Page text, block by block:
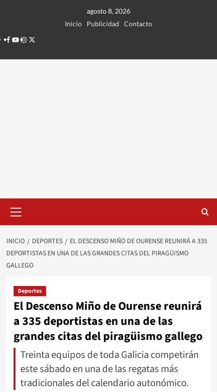
agosto 8, 2026
Inicio
Publicidad
Contacto
Facebook
Youtube
Instagram
Twitter
principal
INICIO DEPORTES
EL DESCENSO MIÑO DE OURENSE REUNIRÁ A 335
DEPORTISTAS EN UNA DE LAS GRANDES CITAS DEL PIRAGÜISMO
GALLEGO
Deportes
El Descenso Miño de Ourense reunirá
a 335 deportistas en una de las
grandes citas del piragüismo gallego
Treinta equipos de toda Galicia competirán
este sábado en una de las regatas más
tradicionales del calendario autonómico.